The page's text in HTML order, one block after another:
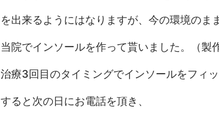
を出来るようにはなりますが、今の環境のま
当院でインソールを作って貰いました。（製
治療3回目のタイミングでインソールをフィッ
すると次の日にお電話を頂き、